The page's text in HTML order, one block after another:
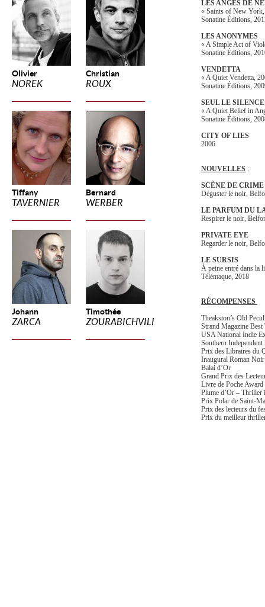
Olivier
NOREK
Christian
ROUX
Tiffany
TAVERNIER
Bernard
WERBER
Johann
ZARCA
Timothée
ZOURABICHVILI
LES ANGES DE
« Saints of New
Sonatine Éditions,
LES ANONYMES
« A Simple Act of
Sonatine Éditions,
VENDETTA
« A Quiet Vendetta,
Sonatine Éditions,
SEUL LE SILENCE
« A Quiet Belief in
Sonatine Éditions,
CITY OF LIES
2006
NOUVELLES :
SCÈNE DE CRIME
Déguster le noir,
LE PARFUM DU
Respirer le noir,
PRIVATE EYE
Regarder le noir,
LE SURSIS
À peine entré dans
Télémaque, 2018
RÉCOMPENSES
Theakston’s Old
Strand Magazine
USA National Indie
Southern
Prix des Libraires du
Inaugural Roman
Balai d’Or
Grand Prix des
Livre de Poche Award
Plume d’Or – Thriller
Prix Polar de Saint-
Prix des lecteurs du
Prix du meilleur